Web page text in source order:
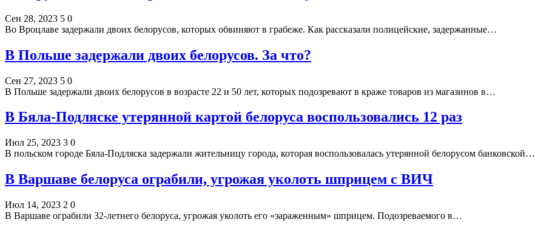
Сен 28, 2023 5 0
Во Вроцлаве задержали двоих белорусов, которых обвиняют в грабеже. Как рассказали полицейские, задержанные…
В Польше задержали двоих белорусов. За что?
Сен 27, 2023 5 0
В Польше задержали двоих белорусов в возрасте 22 и 50 лет, которых подозревают в краже товаров из магазинов в…
В Бяла-Подляске утерянной картой белоруса воспользовались 12 раз
Июл 25, 2023 3 0
В польском городе Бяла-Подляска задержали жительницу города, которая воспользовалась утерянной белорусом банковской…
В Варшаве белоруса ограбили, угрожая уколоть шприцем с ВИЧ
Июл 14, 2023 2 0
В Варшаве ограбили 32-летнего белоруса, угрожая уколоть его «зараженным» шприцем. Подозреваемого в…